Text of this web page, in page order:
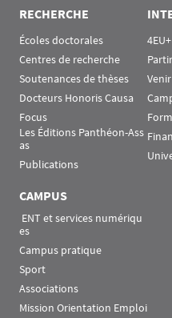
RECHERCHE
Écoles doctorales
Centres de recherche
Soutenances de thèses
Docteurs Honoris Causa
Focus
Les Éditions Panthéon-Ass
as
Publications
4EU+
CAMPUS
es
Campus pratique
Sport
Associations
Mission Orientation Emploi